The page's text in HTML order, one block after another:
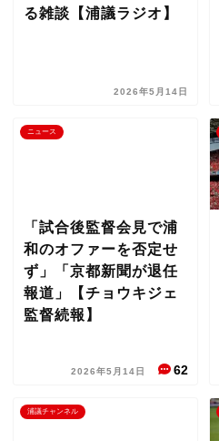
る雑談【浦議ラジオ】
2026年5月14日
ニュース
「試合後監督会見で浦
和のオファーを否定せ
ず」「京都新聞が退任
報道」【チョウキジェ
監督続報】
2026年5月14日 62
浦議チャンネル